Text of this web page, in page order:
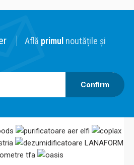
Află primul noutățile și
Confirm